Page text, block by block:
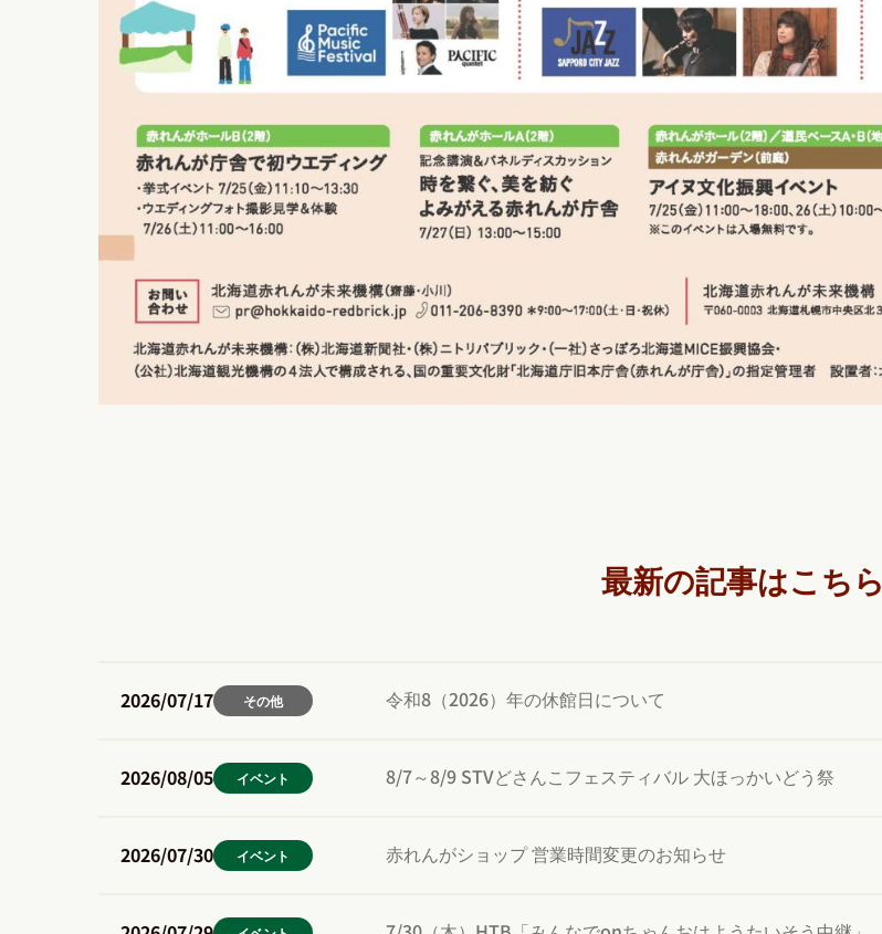
最新の記事はこちら
2026/07/17 その他 令和8（2026）年の休館日について
2026/08/05 イベント 8/7～8/9 STVどさんこフェスティバル 大ほっかいどう祭
2026/07/30 イベント 赤れんがショップ 営業時間変更のお知らせ